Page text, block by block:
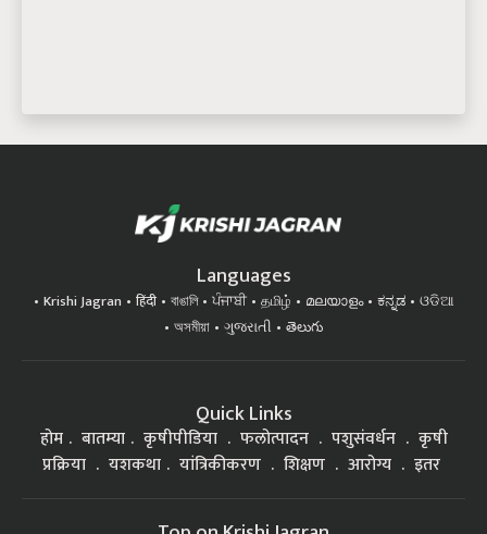
Languages
Krishi Jagran हिंदी বাঙালি ਪੰਜਾਬੀ தமிழ் മലയാളം ಕನ್ನಡ
ଓଡିଆ
অসমীয়া
ગુજરાતી తెలుగు
Quick Links
होम बातम्या कृषीपीडिया फलोत्पादन पशुसंवर्धन
कृषी
प्रक्रिया
यशकथा यांत्रिकीकरण शिक्षण आरोग्य इतर